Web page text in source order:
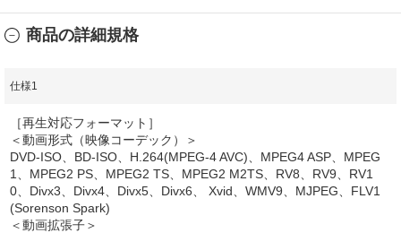
商品の詳細規格
仕様1
［再生対応フォーマット］
＜動画形式（映像コーデック）＞
DVD-ISO、BD-ISO、H.264(MPEG-4 AVC)、MPEG4 ASP、MPEG
1、MPEG2 PS、MPEG2 TS、MPEG2 M2TS、RV8、RV9、RV1
0、Divx3、Divx4、Divx5、Divx6、 Xvid、WMV9、MJPEG、FLV1
(Sorenson Spark)
＜動画拡張子＞